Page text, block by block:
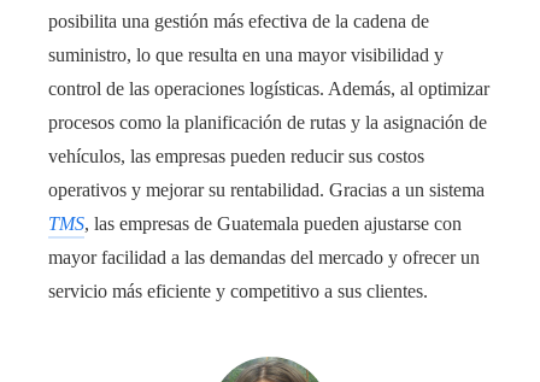
posibilita una gestión más efectiva de la cadena de
suministro, lo que resulta en una mayor visibilidad y
control de las operaciones logísticas. Además, al optimizar
procesos como la planificación de rutas y la asignación de
vehículos, las empresas pueden reducir sus costos
operativos y mejorar su rentabilidad. Gracias a un sistema
TMS, las empresas de Guatemala pueden ajustarse con
mayor facilidad a las demandas del mercado y ofrecer un
servicio más eficiente y competitivo a sus clientes.